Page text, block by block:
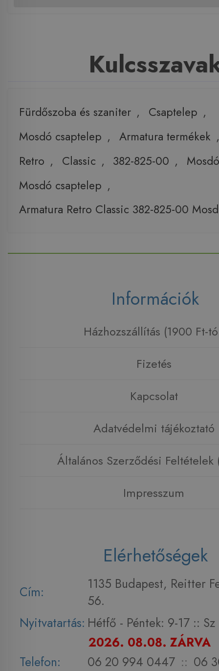
Fürdőszoba és szaniter , Csaptelep ,
Mosdó csaptelep , Armatura termékek
Retro , Classic , 382-825-00 ,
Mosdó csaptelep ,
Armatura Retro Classic 382-825-00
Információk
Házhozszállítás (1900 Ft-
Fizetés
Kapcsolat
Adatvédelmi tájékoztató
Általános Szerződési Feltételek
Impresszum
Elérhetőségek
Cím:
1135 Budapest, Reitter
56.
Nyitvatartás: Hétfő - Péntek: 9-17 :: Sz
2026. 08.08. ZÁRVA
Telefon:
06 20 994 0447 :: 06